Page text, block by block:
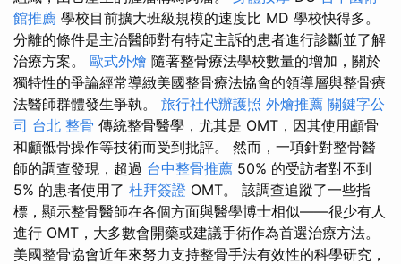
館推薦 學校目前擴大班級規模的速度比 MD 學校快得多。
分離的條件是主治醫師對有特定主訴的患者進行診斷並了解
治療方案。 歐式外燴 隨著整骨療法學校數量的增加，關於
獨特性的爭論經常導緻美國整骨療法協會的領導層與整骨療
法醫師群體發生爭執。 旅行社代辦護照 外燴推薦 關鍵字公
司 台北 整骨 傳統整骨醫學，尤其是 OMT，因其使用顱骨
和顱骶骨操作等技術而受到批評。 然而，一項針對整骨醫
師的調查發現，超過 台中整骨推薦 50% 的受訪者對不到
5% 的患者使用了 杜拜簽證 OMT。 該調查追蹤了一些指
標，顯示整骨醫師在各個方面與醫學博士相似——很少有人
進行 OMT，大多數會開藥或建議手術作為首選治療方法。
美國整骨協會近年來努力支持整骨手法有效性的科學研究，